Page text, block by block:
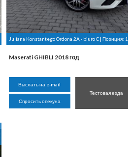
Juliana Konstantego Ordona 2A - biuro C | Позиция:
Maserati GHIBLI 2018 год
Выслать на e-mail
Спросить опекуна
Тестовая езда